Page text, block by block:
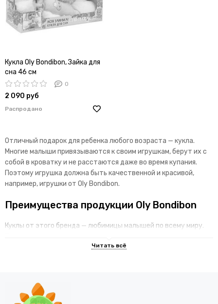
Кукла Oly Bondibon, Зайка для
сна 46 cм
0
2 090 руб
Распродано
Отличный подарок для ребенка любого возраста — кукла.
Многие малыши привязываются к своим игрушкам, берут их с
собой в кроватку и не расстаются даже во время купания.
Поэтому игрушка должна быть качественной и красивой,
например, игрушки от Oly Bondibon.
Преимущества продукции Oly Bondibon
Куклы от этого бренда — любимицы малышей по всему миру.
приятный на ощупь материал позволяет брать куклу в